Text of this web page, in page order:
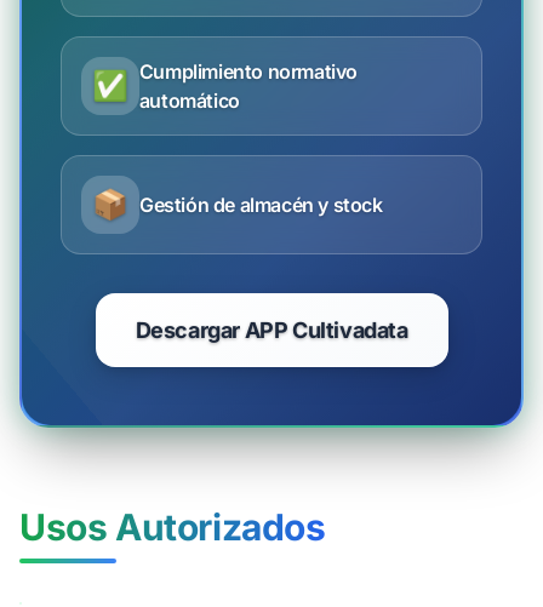
✅
Cumplimiento normativo
automático
📦 Gestión de almacén y stock
Descargar APP Cultivadata
Usos Autorizados